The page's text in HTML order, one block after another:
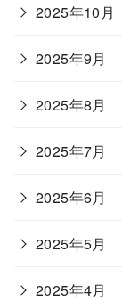
2025年10月
2025年9月
2025年8月
2025年7月
2025年6月
2025年5月
2025年4月